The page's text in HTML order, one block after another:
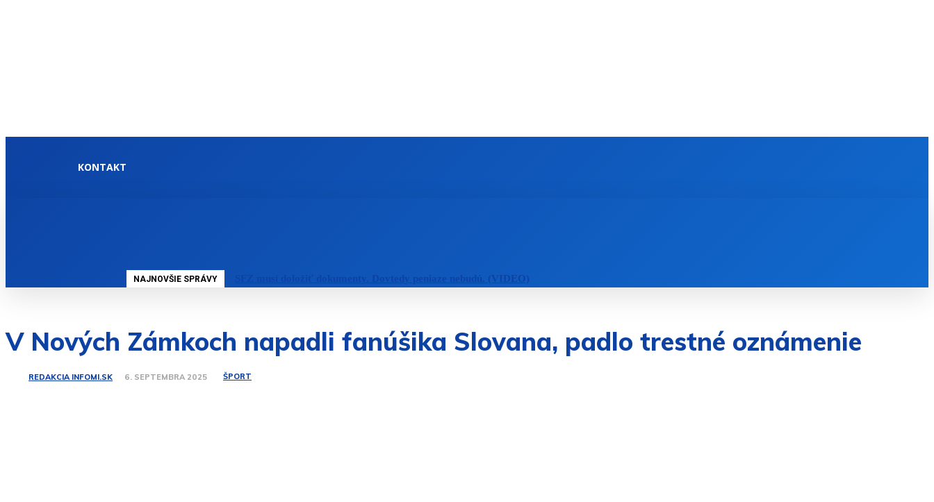
KONTAKT
NAJNOVŠIE SPRÁVY SFZ musí doložiť dokumenty. Dovtedy peniaze nebudú. (VIDEO)
V Nových Zámkoch napadli fanúšika Slovana, padlo trestné oznámenie
REDAKCIA INFOMI.SK 6. SEPTEMBRA 2025 ŠPORT